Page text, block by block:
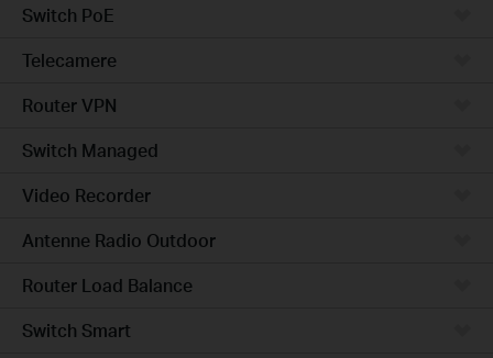
Switch PoE
Telecamere
Router VPN
Switch Managed
Video Recorder
Antenne Radio Outdoor
Router Load Balance
Switch Smart